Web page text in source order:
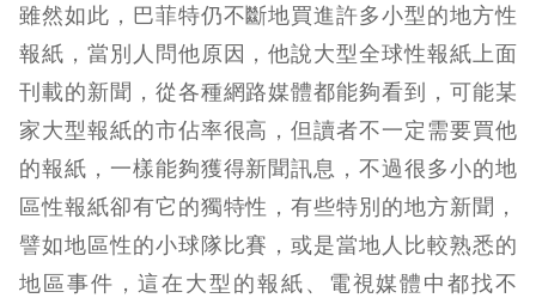
雖然如此，巴菲特仍不斷地買進許多小型的地方性
報紙，當別人問他原因，他說大型全球性報紙上面
刊載的新聞，從各種網路媒體都能夠看到，可能某
家大型報紙的市佔率很高，但讀者不一定需要買他
的報紙，一樣能夠獲得新聞訊息，不過很多小的地
區性報紙卻有它的獨特性，有些特別的地方新聞，
譬如地區性的小球隊比賽，或是當地人比較熟悉的
地區事件，這在大型的報紙、電視媒體中都找不